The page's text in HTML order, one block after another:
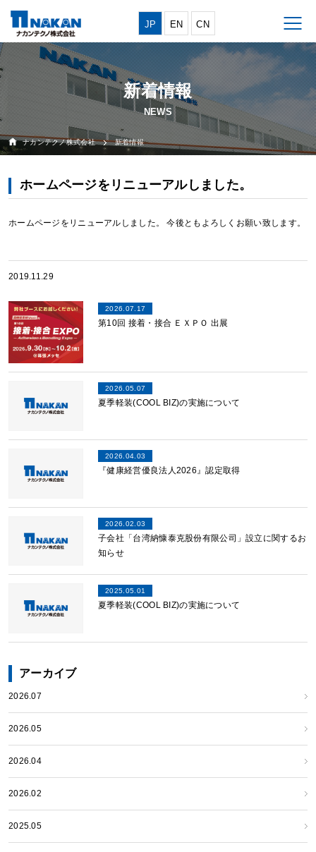
JP EN CN
新着情報
ナカンテクノ株式会社 新着情報
ホームページをリニューアルしました。
ホームページをリニューアルしました。 今後ともよろしくお願い致します。
2019.11.29
2026.07.17
第10回 接着・接合 ＥＸＰＯ 出展
2026.05.07
夏季軽装(COOL BIZ)の実施について
2026.04.03
『健康経営優良法人2026』認定取得
2026.02.03
子会社「台湾納慷泰克股份有限公司」設立に関するお
知らせ
2025.05.01
夏季軽装(COOL BIZ)の実施について
アーカイブ
2026.07
2026.05
2026.04
2026.02
2025.05